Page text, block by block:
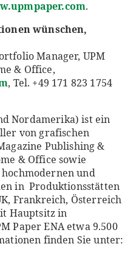
.
wünschen,
Manager, UPM
& Office,
, Tel. +49 171 823 1754
Nordamerika) ist ein
von grafischen
Publishing &
& Office sowie
und
in Produktionsstätten
Frankreich, Österreich
Hauptsitz in
Paper ENA etwa 9.500
finden Sie unter: